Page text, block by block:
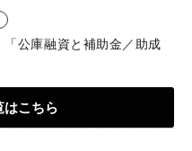
公庫融資と補助金／助成
はこちら